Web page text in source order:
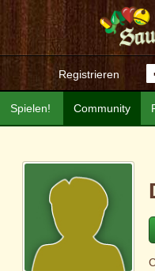
Registrieren
Community
Spielen!